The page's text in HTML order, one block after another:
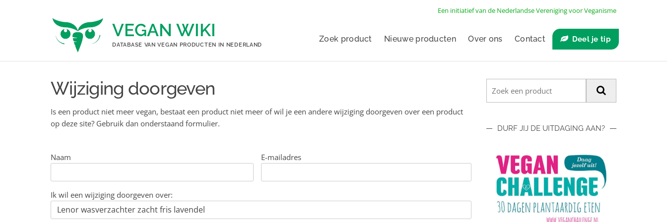
Een initiatief van de Nederlandse Vereniging voor Veganisme
VEGAN WIKI
DATABASE VAN VEGAN PRODUCTEN IN NEDERLAND
Zoek product Nieuwe producten Over ons Contact Deel je tip
Wijziging doorgeven
Is een product niet meer vegan, bestaat een product niet meer of wil je een andere wijziging doorgeven over een product
op deze site? Gebruik dan onderstaand formulier.
Naam E-mailadres
Ik wil een wijziging doorgeven over:
DURF JIJ DE UITDAGING AAN?